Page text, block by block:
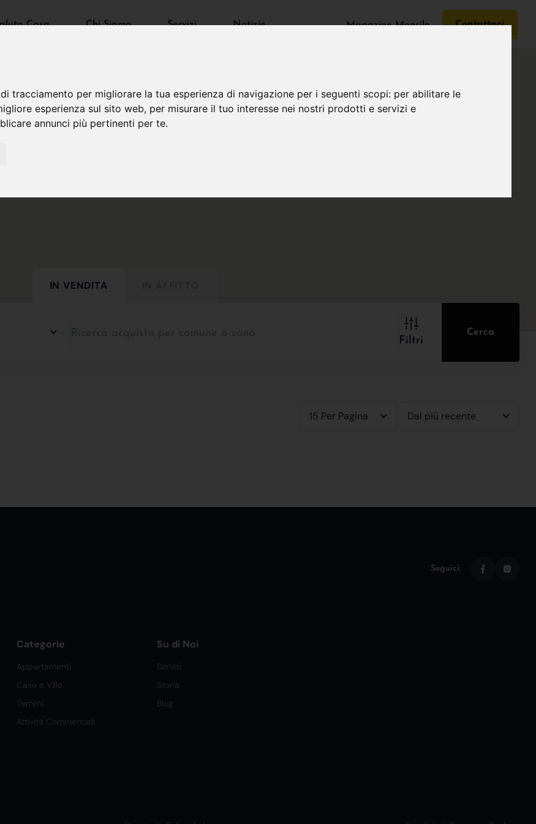
tracciamento per migliorare la tua esperienza di navigazione per i seguenti scopi: per abilitare le
esperienza sul sito web, per misurare il tuo interesse nei nostri prodotti e servizi e
annunci più pertinenti per te.
Casa Chi Siamo Servizi Notizie Magazine Mensile Contattaci
IN VENDITA
Filtri
Cerca
15 Per Pagina Dal più recente
Seguici:
Categorie
Appartamenti
Case e Ville
Terreni
Attività Commerciali
Su di Noi
Servizi
Storia
Blog